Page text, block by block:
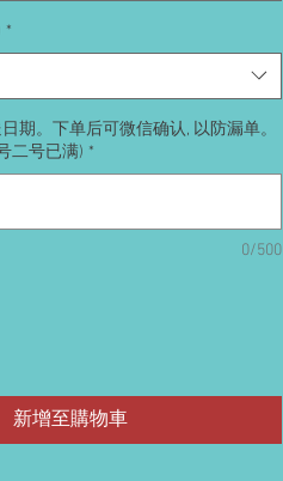
*
期。下单后可微信确认, 以防漏单。
二号已满) *
0/500
新增至購物車